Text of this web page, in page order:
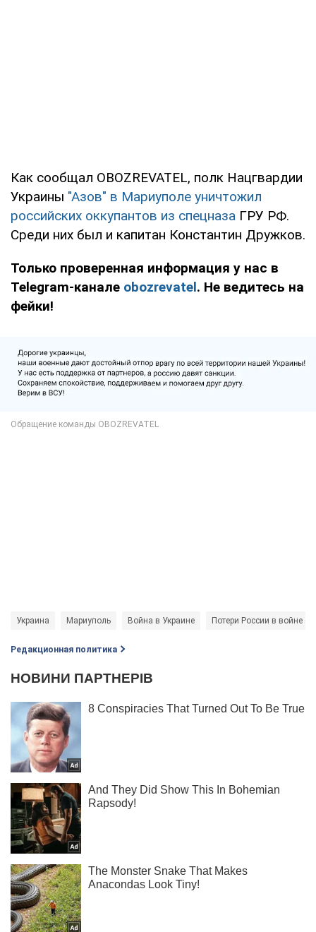
Как сообщал OBOZREVATEL, полк Нацгвардии
Украины "Азов" в Мариуполе уничтожил
российских оккупантов из спецназа ГРУ РФ.
Среди них был и капитан Константин Дружков.
Только проверенная информация у нас в
Telegram-канале obozrevatel. Не ведитесь на
фейки!
Украина Мариуполь Война в Украине Потери России в войне с
Редакционная политика